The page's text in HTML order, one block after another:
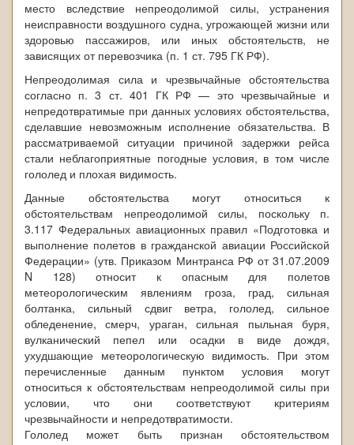
место вследствие непреодолимой силы, устранения
неисправности воздушного судна, угрожающей жизни или
здоровью пассажиров, или иных обстоятельств, не
зависящих от перевозчика (п. 1 ст. 795 ГК РФ).
Непреодолимая сила и чрезвычайные обстоятельства
согласно п. 3 ст. 401 ГК РФ — это чрезвычайные и
непредотвратимые при данных условиях обстоятельства,
сделавшие невозможным исполнение обязательства. В
рассматриваемой ситуации причиной задержки рейса
стали неблагоприятные погодные условия, в том числе
гололед и плохая видимость.
Данные обстоятельства могут относиться к
обстоятельствам непреодолимой силы, поскольку п.
3.117 Федеральных авиационных правил «Подготовка и
выполнение полетов в гражданской авиации Российской
Федерации» (утв. Приказом Минтранса РФ от 31.07.2009
N 128) относит к опасным для полетов
метеорологическим явлениям гроза, град, сильная
болтанка, сильный сдвиг ветра, гололед, сильное
обледенение, смерч, ураган, сильная пыльная буря,
вулканический пепел или осадки в виде дождя,
ухудшающие метеорологическую видимость. При этом
перечисленные данным пунктом условия могут
относиться к обстоятельствам непреодолимой силы при
условии, что они соответствуют критериям
чрезвычайности и непредотвратимости.
Гололед может быть признан обстоятельством